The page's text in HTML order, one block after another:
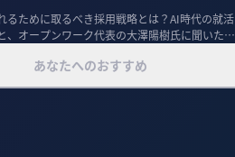
ために取るべき採用戦略とは？AI時代の就活
オープンワーク代表の大澤陽樹氏に聞いた。
あなたへのおすすめ